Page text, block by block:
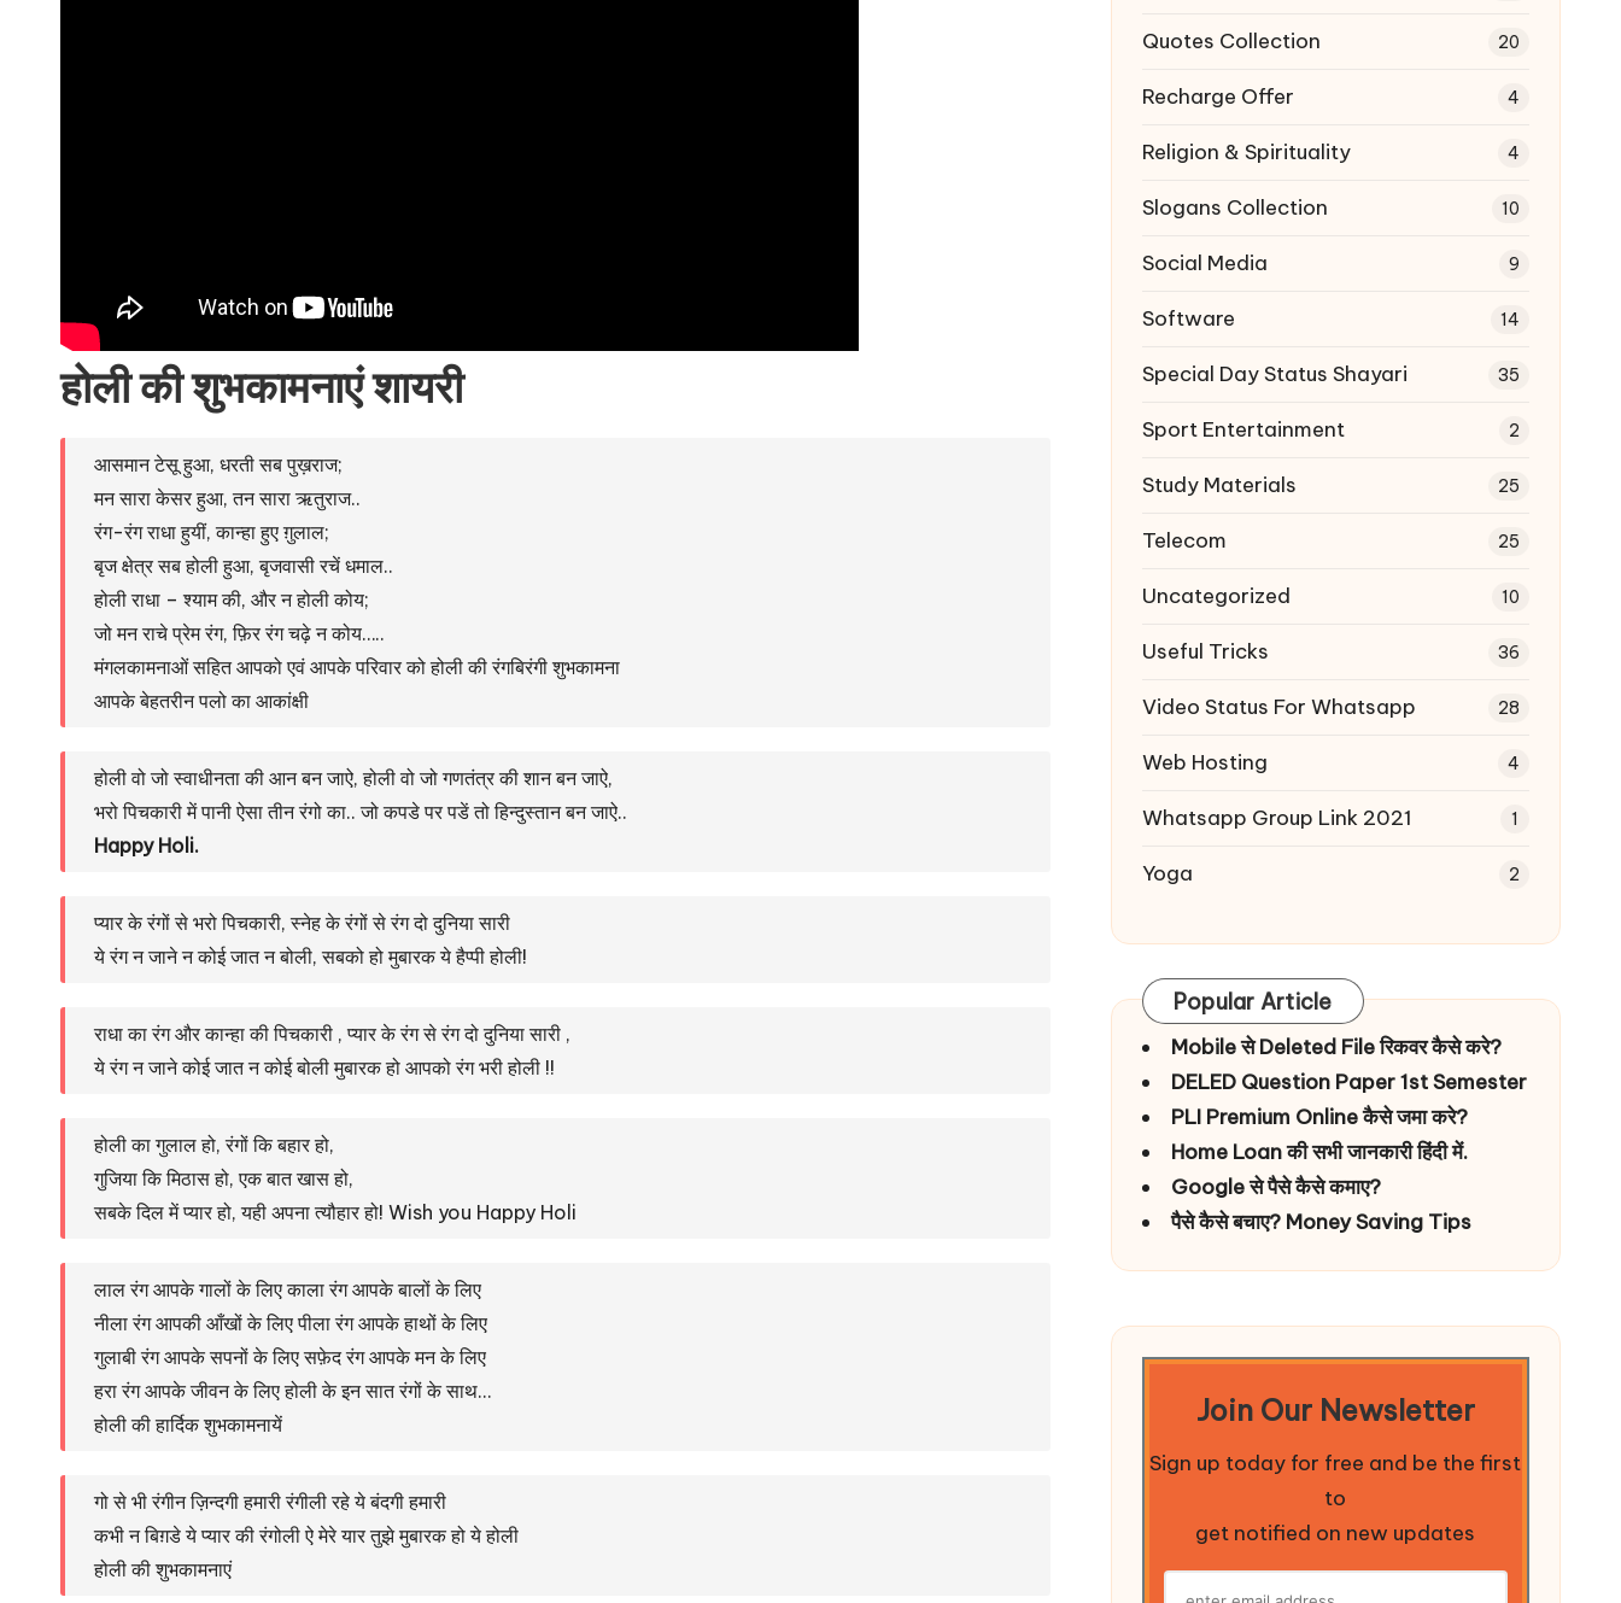
होली की शुभकामनाएं शायरी
आसमान टेसू हुआ, धरती सब पुख़राज;
मन सारा केसर हुआ, तन सारा ऋतुराज..
रंग-रंग राधा हुयीं, कान्हा हुए ग़ुलाल;
बृज क्षेत्र सब होली हुआ, बृजवासी रचें धमाल..
होली राधा – श्याम की, और न होली कोय;
जो मन राचे प्रेम रंग, फ़िर रंग चढ़े न कोय…..
मंगलकामनाओं सहित आपको एवं आपके परिवार को होली की रंगबिरंगी शुभकामना
आपके बेहतरीन पलो का आकांक्षी
होली वो जो स्वाधीनता की आन बन जाऐ, होली वो जो गणतंत्र की शान बन जाऐ,
भरो पिचकारी में पानी ऐसा तीन रंगो का.. जो कपडे पर पडें तो हिन्दुस्तान बन जाऐ..
Happy Holi.
प्यार के रंगों से भरो पिचकारी, स्नेह के रंगों से रंग दो दुनिया सारी
ये रंग न जाने न कोई जात न बोली, सबको हो मुबारक ये हैप्पी होली!
राधा का रंग और कान्हा की पिचकारी , प्यार के रंग से रंग दो दुनिया सारी ,
ये रंग न जाने कोई जात न कोई बोली मुबारक हो आपको रंग भरी होली !!
होली का गुलाल हो, रंगों कि बहार हो,
गुजिया कि मिठास हो, एक बात खास हो,
सबके दिल में प्यार हो, यही अपना त्यौहार हो! Wish you Happy Holi
लाल रंग आपके गालों के लिए काला रंग आपके बालों के लिए
नीला रंग आपकी आँखों के लिए पीला रंग आपके हाथों के लिए
गुलाबी रंग आपके सपनों के लिए सफ़ेद रंग आपके मन के लिए
हरा रंग आपके जीवन के लिए होली के इन सात रंगों के साथ…
होली की हार्दिक शुभकामनायें
गो से भी रंगीन ज़िन्दगी हमारी रंगीली रहे ये बंदगी हमारी
कभी न बिग़डे ये प्यार की रंगोली ऐ मेरे यार तुझे मुबारक हो ये होली
होली की शुभकामनाएं
Quotes Collection 20
Recharge Offer 4
Religion & Spirituality 4
Slogans Collection 10
Social Media 9
Software 14
Special Day Status Shayari 35
Sport Entertainment 2
Study Materials 25
Telecom 25
Uncategorized 10
Useful Tricks 36
Video Status For Whatsapp 28
Web Hosting 4
Whatsapp Group Link 2021 1
Yoga 2
Popular Article
Mobile से Deleted File रिकवर कैसे करे?
DELED Question Paper 1st Semester
PLI Premium Online कैसे जमा करे?
Home Loan की सभी जानकारी हिंदी में.
Google से पैसे कैसे कमाए?
पैसे कैसे बचाए? Money Saving Tips
Join Our Newsletter
Sign up today for free and be the first
to
get notified on new updates